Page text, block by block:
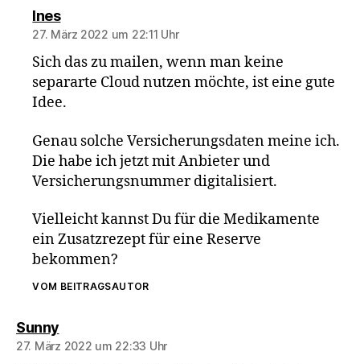
Inessagt:
27. März 2022 um 22:11 Uhr
Sich das zu mailen, wenn man keine
separarte Cloud nutzen möchte, ist eine gute
Idee.
Genau solche Versicherungsdaten meine ich.
Die habe ich jetzt mit Anbieter und
Versicherungsnummer digitalisiert.
Vielleicht kannst Du für die Medikamente
ein Zusatzrezept für eine Reserve
bekommen?
VOM BEITRAGSAUTOR
Sunnysagt:
27. März 2022 um 22:33 Uhr